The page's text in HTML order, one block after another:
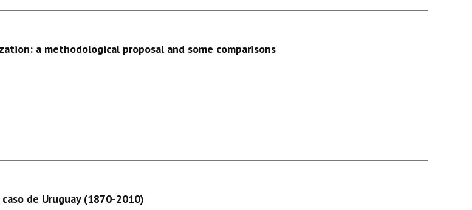
a methodological proposal and some comparisons
de Uruguay (1870-2010)